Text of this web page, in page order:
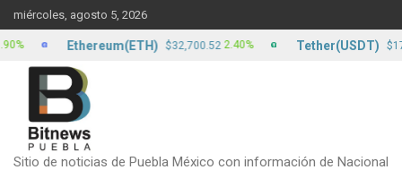
to
content
miércoles, agosto 5, 2026
Sitio de noticias de Puebla México con información de Nacional
Ethereum(ETH) $32,700.52 2.40% Tether(USDT) $17.22